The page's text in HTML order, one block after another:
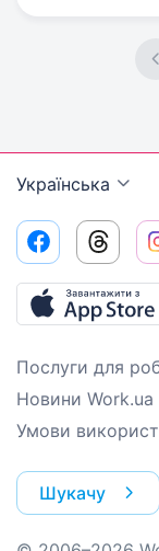
Українська
Послуги для
Новини Work.ua
Умови
Шукачу